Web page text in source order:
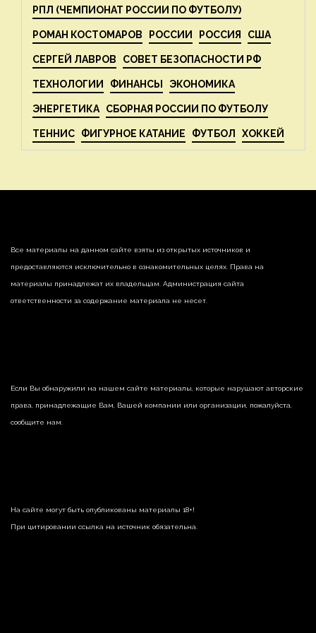
РПЛ (ЧЕМПИОНАТ РОССИИ ПО ФУТБОЛУ)
РОМАН КОСТОМАРОВ РОССИИ РОССИЯ США
СЕРГЕЙ ЛАВРОВ СОВЕТ БЕЗОПАСНОСТИ РФ
ТЕХНОЛОГИИ ФИНАНСЫ ЭКОНОМИКА
ЭНЕРГЕТИКА СБОРНАЯ РОССИИ ПО ФУТБОЛУ
ТЕННИС ФИГУРНОЕ КАТАНИЕ ФУТБОЛ ХОККЕЙ
Все материалы на данном сайте взяты из открытых источников и
предоставляются исключительно в ознакомительных целях. Права на
материалы принадлежат их владельцам. Администрация сайта
ответственности за содержание материала не несет.
Если Вы обнаружили на нашем сайте материалы, которые нарушают авторские
права, принадлежащие Вам, Вашей компании или организации, пожалуйста,
сообщите нам.
На сайте могут быть опубликованы материалы 18+!
При цитировании ссылка на источник обязательна.